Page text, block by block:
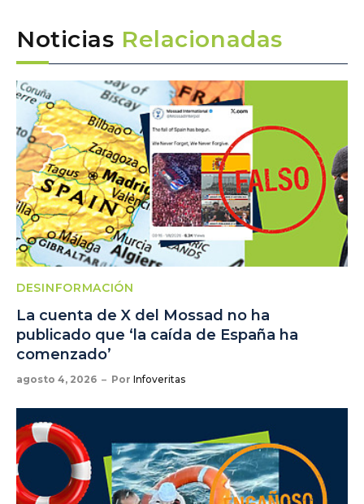
Noticias Relacionadas
DESINFORMACIÓN
La cuenta de X del Mossad no ha
publicado que ‘la caída de España ha
comenzado’
agosto 4, 2026 Por Infoveritas